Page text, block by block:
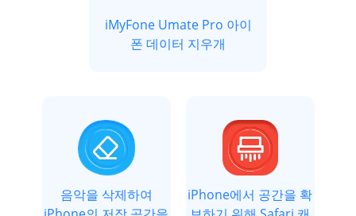
iMyFone Umate Pro 아이
폰 데이터 지우개
음악을 삭제하여
iPhone에서 공간을 확